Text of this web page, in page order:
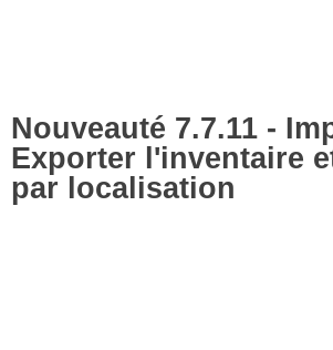
Nouveauté 7.7.11 -
Exporter l'inventaire
par localisation